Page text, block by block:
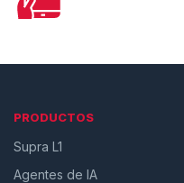
PRODUCTOS
Supra L1
Agentes de IA